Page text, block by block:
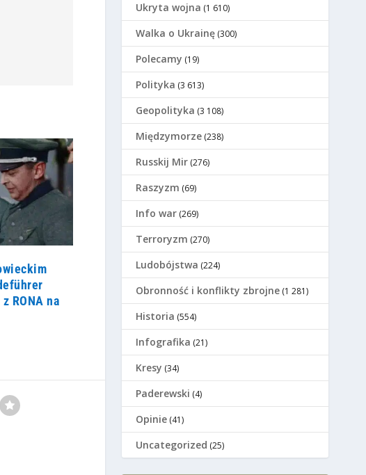
RONA na
Ukryta wojna (1 610)
Walka o Ukrainę (300)
Polecamy (19)
Polityka (3 613)
Geopolityka (3 108)
Międzymorze (238)
Russkij Mir (276)
Raszyzm (69)
Info war (269)
Terroryzm (270)
Ludobójstwa (224)
Оbronność i konflikty zbrojne (1 281)
Historia (554)
Infografika (21)
Kresy (34)
Paderewski (4)
Opinie (41)
Uncategorized (25)